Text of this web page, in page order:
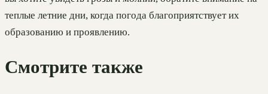
теплые летние дни, когда погода благоприятствует их
образованию и проявлению.
Смотрите также